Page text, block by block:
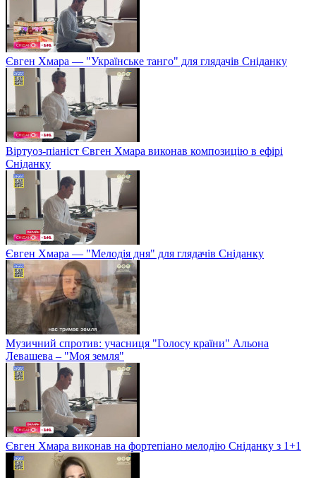
Євген Хмара — "Українське танго" для глядачів Сніданку
Віртуоз-піаніст Євген Хмара виконав композицію в ефірі
Сніданку
Євген Хмара — "Мелодія дня" для глядачів Сніданку
Музичний спротив: учасниця "Голосу країни" Альона
Левашева – "Моя земля"
Євген Хмара виконав на фортепіано мелодію Сніданку з 1+1